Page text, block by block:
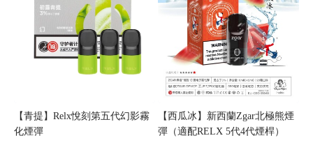
【青提】Relx悅刻第五代幻影霧
化煙彈
【西瓜冰】新西蘭Zgar北極熊煙
彈（適配RELX 5代4代煙桿）